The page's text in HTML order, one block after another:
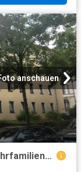
anschauen
2 Zimmer Wohnung in gepflegtem Mehrfamilienhaus bezugsfrei